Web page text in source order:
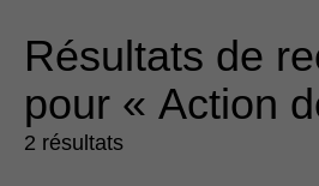
Résultats de
pour « Action
2 résultats